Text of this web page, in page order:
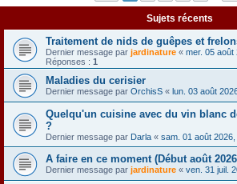
Sujets récents
Traitement de nids de guêpes et
Dernier message par jardinature « mer. 05 août
Réponses : 1
Maladies du cerisier
Dernier message par OrchisS « lun. 03 août
Quelqu'un cuisine avec du vin blanc
?
Dernier message par Darla « sam. 01 août
A faire en ce moment (Début août
Dernier message par jardinature « ven. 31 juil.